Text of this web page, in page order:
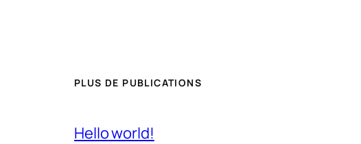
PLUS DE PUBLICATIONS
Hello world!